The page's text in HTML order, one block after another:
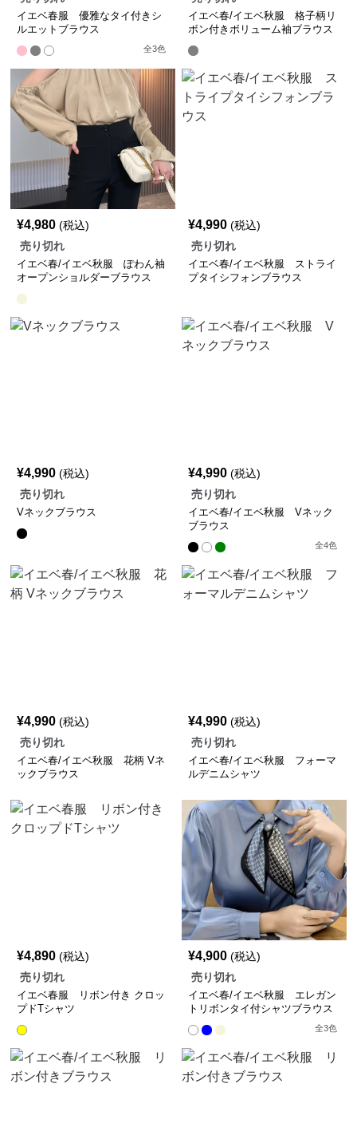
イエベ春服 優雅なタイ付きシ
ルエットブラウス
全3色
イエベ春/イエベ秋服 格子柄リ
ボン付きボリューム袖ブラウス
¥4,980 (税込)
売り切れ
イエベ春/イエベ秋服 ぽわん袖
オープンショルダーブラウス
¥4,990 (税込)
売り切れ
イエベ春/イエベ秋服 ストライ
プタイシフォンブラウス
¥4,990 (税込)
売り切れ
Vネックブラウス
¥4,990 (税込)
売り切れ
イエベ春/イエベ秋服 Vネック
ブラウス
全4色
¥4,990 (税込)
売り切れ
イエベ春/イエベ秋服 花柄 Vネ
ックブラウス
¥4,990 (税込)
売り切れ
イエベ春/イエベ秋服 フォーマ
ルデニムシャツ
¥4,890 (税込)
売り切れ
イエベ春服 リボン付き クロッ
プドTシャツ
¥4,900 (税込)
売り切れ
イエベ春/イエベ秋服 エレガン
トリボンタイ付シャツブラウス
全3色